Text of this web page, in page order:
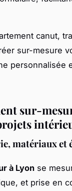
canut,
sur-mesure
personnalisée
sur-
matériaux et
à Lyon se
et prise en